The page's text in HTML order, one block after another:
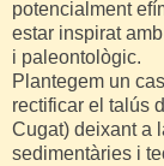
potencialment
estar inspirat
i paleontològic.
Plantegem un
rectificar el talús
Cugat) deixant a
sedimentàries i